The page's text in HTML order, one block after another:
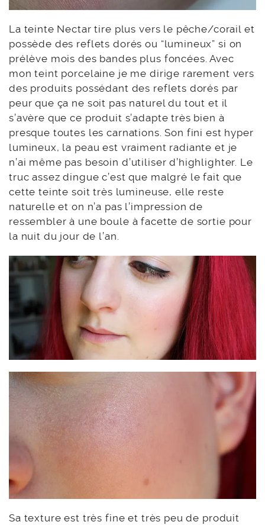
La teinte Nectar tire plus vers le pêche/corail et
possède des reflets dorés ou “lumineux” si on
prélève mois des bandes plus foncées. Avec
mon teint porcelaine je me dirige rarement vers
des produits possédant des reflets dorés par
peur que ça ne soit pas naturel du tout et il
s’avère que ce produit s’adapte très bien à
presque toutes les carnations. Son fini est hyper
lumineux, la peau est vraiment radiante et je
n’ai même pas besoin d’utiliser d’highlighter. Le
truc assez dingue c’est que malgré le fait que
cette teinte soit très lumineuse, elle reste
naturelle et on n’a pas l’impression de
ressembler à une boule à facette de sortie pour
la nuit du jour de l’an.
Sa texture est très fine et très peu de produit